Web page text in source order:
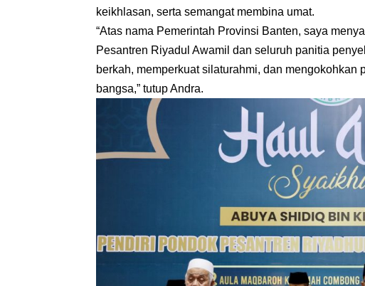
keikhlasan, serta semangat membina umat.
“Atas nama Pemerintah Provinsi Banten, saya
Pesantren Riyadul Awamil dan seluruh panitia
berkah, memperkuat silaturahmi, dan
bangsa,” tutup Andra.